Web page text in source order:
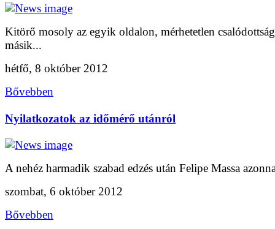
Kitörő mosoly az egyik oldalon, mérhetetlen
másik...
hétfő, 8 október 2012
Bővebben
Nyilatkozatok az időmérő utánról
A nehéz harmadik szabad edzés után Felipe Massa
szombat, 6 október 2012
Bővebben